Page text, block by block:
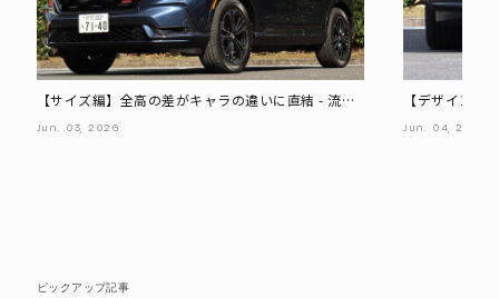
【サイズ編】全高の差がキャラの違いに直結 - 流麗
なハリアー、広いCR-V
Jun. 03, 2026
【デザイン編
体にも表れる
Jun. 04, 2026
ピックアップ記事